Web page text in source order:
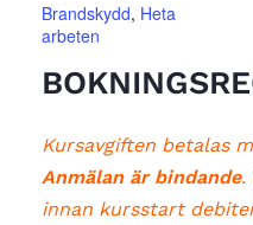
Brandskydd, Heta
arbeten
Kursavgiften betalas
Anmälan är bindande.
innan kursstart